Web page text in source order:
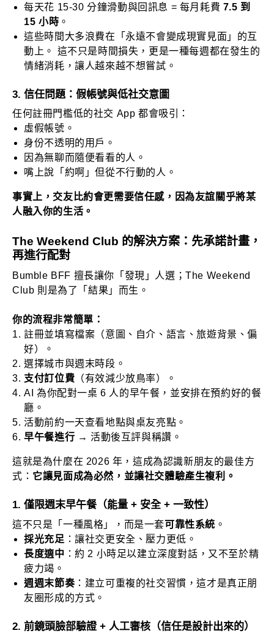
每天花 15-30 分鐘滑動與回訊息 = 每月耗費 7.5 到
15 小時 。
這些時間大多浪費在「永遠不會變成現實見面」的互
動上。 這不只是時間損失，更是一種每週都在發生的
情緒消耗，讓人越來越不想嘗試。
3. 信任問題：假帳號與低社交意圖
任何註冊門檻低的社交 App 都會吸引：
虛假帳號。
身份不透明的用戶。
因為無聊而隨便看看的人。
嘴上說「約啊」但從不行動的人。
事實上，交友比約會更需要信任感，因為友誼關乎將某
人融入你的生活。
The Weekend Club 的解決方案：先承諾計畫，
再進行配對
Bumble BFF 擅長讓你「發現」人選；The Weekend
Club 則是為了「結果」而生。
你的流程非常簡單：
註冊並填寫檔案（意圖、自介、語言、旅遊背景、偏
好）。
選擇城市與週末時段。
支付訂位費 （有效減少放鳥率）。
AI 為你配對一桌 6 人的早午餐，並安排在預約好的餐
廳。
活動前約一天查看地點與桌友亮點。
早午餐進行 → 活動後互評與稱讚。
這就是為什麼在 2026 年，這成為認識新朋友的最佳方
式： 它讓見面成為必然，並讓社交體驗產生複利。
1. 僅限週末早午餐（能量 + 安全 + 一致性）
這不只是「一種風格」，而是一套可靠性系統 。
採光充足 ：讓社交更安全、壓力更低。
長度適中 ：約 2 小時足以建立深度對話，又不至於精
疲力竭。
週週末節奏：建立可重複的社交習慣，這才是真正朋
友圈形成的方式。
2. 前鏡頭臉部驗證 + 人工審核（信任是設計出來的）